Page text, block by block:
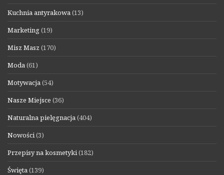
Kuchnia antyrakowa(13)
Marketing(19)
Misz Masz (170)
Moda(61)
Motywacja(54)
Nasze Miejsce (36)
Naturalna pielęgnacja(404)
Nowości(3)
Przepisy na kosmetyki(182)
Święta(139)